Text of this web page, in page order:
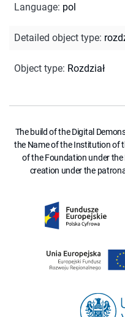
Language: pol
Detailed object type:
Object type: Rozdział
The build of the Digital
the Name of the Institution of
of the Foundation under
creation under the